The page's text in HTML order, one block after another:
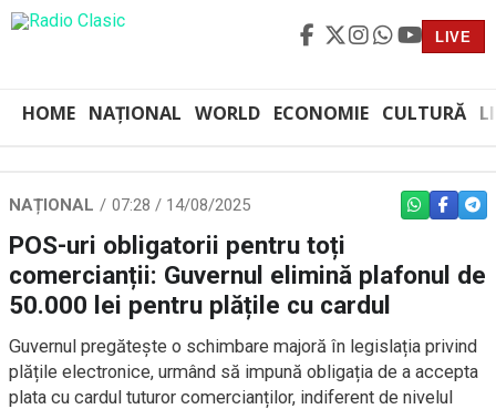
LIVE
HOME NAȚIONAL WORLD ECONOMIE CULTURĂ
NAȚIONAL 07:28 / 14/08/2025 WHATSAPP
POS-uri obligatorii pentru toți
comercianții: Guvernul elimină plafonul de
50.000 lei pentru plățile cu cardul
Guvernul pregătește o schimbare majoră în legislația privind
plățile electronice, urmând să impună obligația de a accepta
plata cu cardul tuturor comercianților, indiferent de nivelul